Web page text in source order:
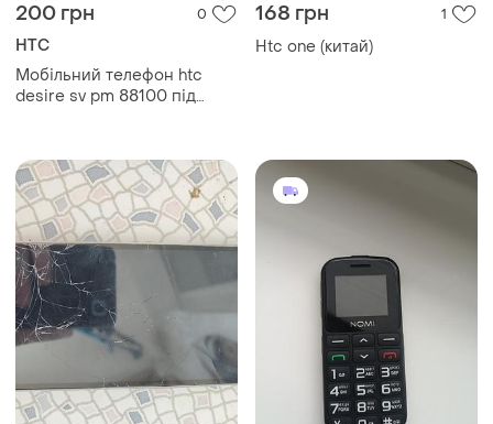
200 грн 0
HTC
Мобільний телефон htc
desire sv pm 88100 під
168 грн 1
Htc one (китай)